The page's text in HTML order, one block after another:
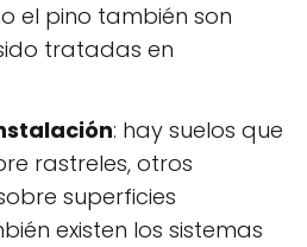
el pino también son
tratadas en
: hay suelos que
rastreles, otros
superficies
existen los sistemas